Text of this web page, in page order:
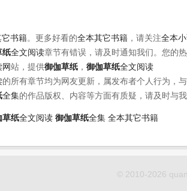
书籍。更多好看的全本其它书籍 ，请关注全本
纸全文阅读章节有错误，请及时通知我们。您的
站，提供御伽草纸 ， 御伽草纸全文阅读
的所有章节均为网友更新，属发布者个人行为，与
全集的作品版权、内容等方面有质疑，请及时与
草纸全文阅读 御伽草纸全集 全本其它书籍
© 2010-2026